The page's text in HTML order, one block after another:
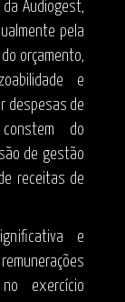
Audiogest,
pela
orçamento,
e
despesas de
do
de gestão
receitas de
e
exercício